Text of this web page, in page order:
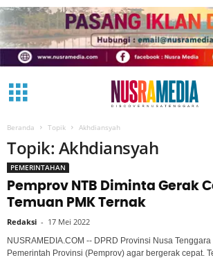
Beranda Topik Akhdiansyah
Topik: Akhdiansyah
PEMERINTAHAN
Pemprov NTB Diminta Gerak
Temuan PMK Ternak
Redaksi - 17 Mei 2022
NUSRAMEDIA.COM -- DPRD Provinsi Nusa
Pemerintah Provinsi (Pemprov) agar bergerak cepat.